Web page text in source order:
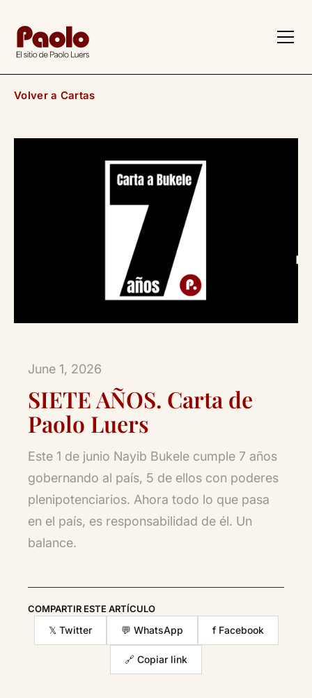
Volver a Cartas
June 1, 2026
SIETE AÑOS. Carta de
Paolo Luers
Este 1 de junio Nayib Bukele cumple 7 años
gobernando al país, 5 de ellos con poderes
plenipotenciarios. Ahora todo lo que pasa
en el país, es responsabilidad de él. Un
balance.
COMPARTIR ESTE ARTÍCULO
𝕏 Twitter 💬 WhatsApp f Facebook
🔗 Copiar link